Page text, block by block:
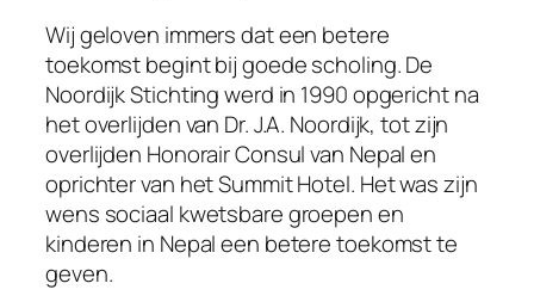
Wij geloven immers dat een betere
toekomst begint bij goede scholing. De
Noordijk Stichting werd in 1990 opgericht na
het overlijden van Dr. J.A. Noordijk, tot zijn
overlijden Honorair Consul van Nepal en
oprichter van het Summit Hotel. Het was zijn
wens sociaal kwetsbare groepen en
kinderen in Nepal een betere toekomst te
geven.